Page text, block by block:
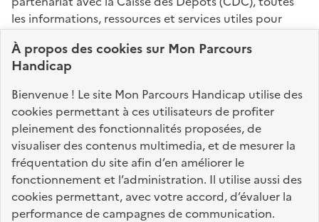
À propos descookiessur Mon Parcours
Handicap
Bienvenue ! Le site Mon Parcours Handicap utilise des
cookies permettant à ces utilisateurs de profiter
pleinement des fonctionnalités proposées, de
visualiser des contenus multimedia, et de mesurer la
fréquentation du site afin d’en améliorer le
fonctionnement et l’administration. Il utilise aussi des
cookies permettant, avec votre accord, d’évaluer la
performance de campagnes de communication.
les informations, ressources et services utiles pour
connaître vos droits, effectuer vos démarches,
identifier vos interlocuteurs.
Nos sites partenaires
info.gouv.fr service-public.fr legifrance.gouv.fr
data.gouv.fr
Nos partenaires